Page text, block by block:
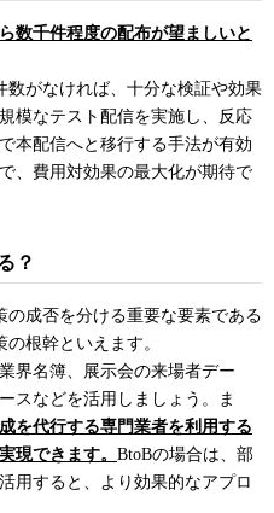
数千件程度の配布が望ましいと
がなければ、十分な検証や効果
模なテスト配信を実施し、反応
本配信へと移行する手法が有効
、費用対効果の最大化が期待で
？
成否を分ける重要な要素である
根幹といえます。
界名簿、展示会の来場者デー
スなどを活用しましょう。ま
を代行する専門業者を利用する
現できます。 BtoBの場合は、部
用すると、より効果的なアプロ